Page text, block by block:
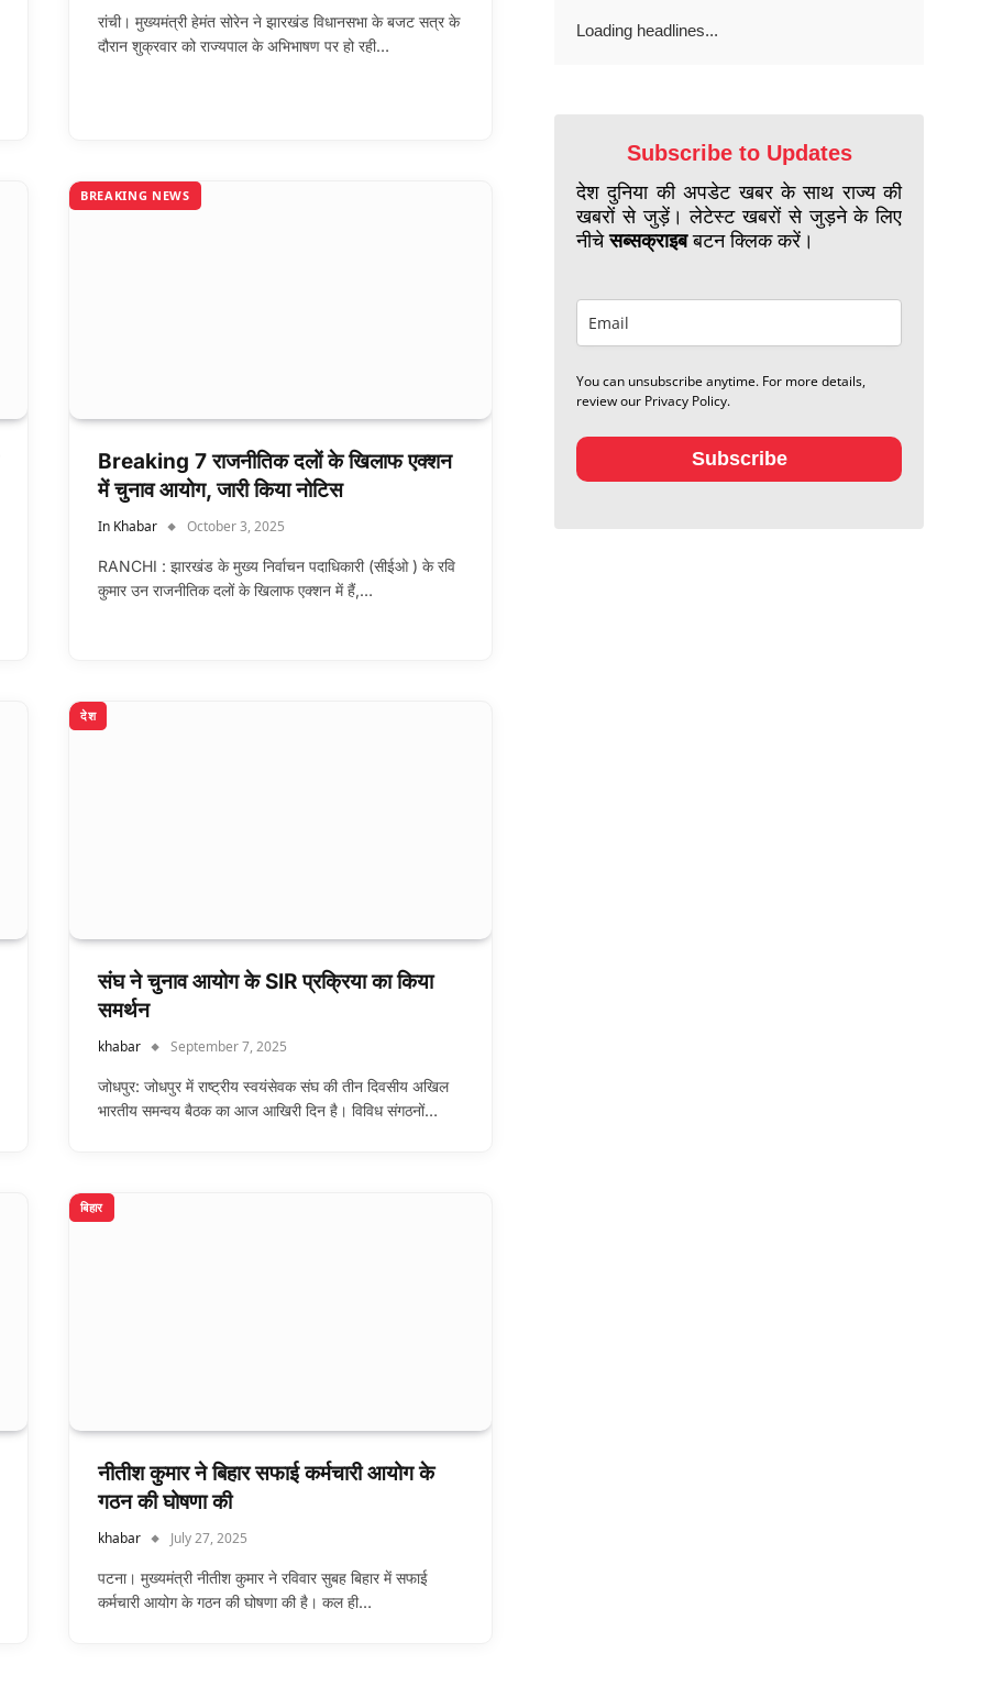
रांची। मुख्यमंत्री हेमंत सोरेन ने झारखंड विधानसभा के बजट सत्र के
दौरान शुक्रवार को राज्यपाल के अभिभाषण पर हो रही…
BREAKING NEWS
Breaking 7 राजनीतिक दलों के खिलाफ एक्शन
में चुनाव आयोग, जारी किया नोटिस
In Khabar October 3, 2025
RANCHI : झारखंड के मुख्य निर्वाचन पदाधिकारी (सीईओ ) के रवि
कुमार उन राजनीतिक दलों के खिलाफ एक्शन में हैं,…
देश
संघ ने चुनाव आयोग के SIR प्रक्रिया का किया
समर्थन
khabar September 7, 2025
जोधपुर: जोधपुर में राष्ट्रीय स्वयंसेवक संघ की तीन दिवसीय अखिल
भारतीय समन्वय बैठक का आज आखिरी दिन है। विविध संगठनों…
बिहार
नीतीश कुमार ने बिहार सफाई कर्मचारी आयोग के
गठन की घोषणा की
khabar July 27, 2025
पटना। मुख्यमंत्री नीतीश कुमार ने रविवार सुबह बिहार में सफाई
कर्मचारी आयोग के गठन की घोषणा की है। कल ही…
Loading headlines...
Subscribe to Updates
देश दुनिया की अपडेट खबर के साथ राज्य की
खबरों से जुड़ें। लेटेस्ट खबरों से जुड़ने के लिए
नीचेसब्सक्राइबबटन क्लिक करें।
You can unsubscribe anytime. For more details,
review our Privacy Policy.
Subscribe